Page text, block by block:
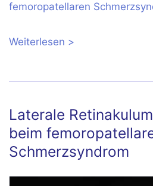
femoropatellaren
Weiterlesen über
Laterale
beim
Schmerzsyndrom